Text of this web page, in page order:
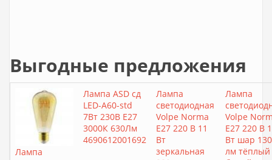
Выгодные предложения
Лампа
Лампа ASD сд
LED-A60-std
7Вт 230В Е27
3000К 630Лм
4690612001692
Лампа
светодиодная
Volpe Norma
E27 220 В 11
Вт
зеркальная
Лампа
Volpe
E27 220 В
Вт шар
лм тёплый